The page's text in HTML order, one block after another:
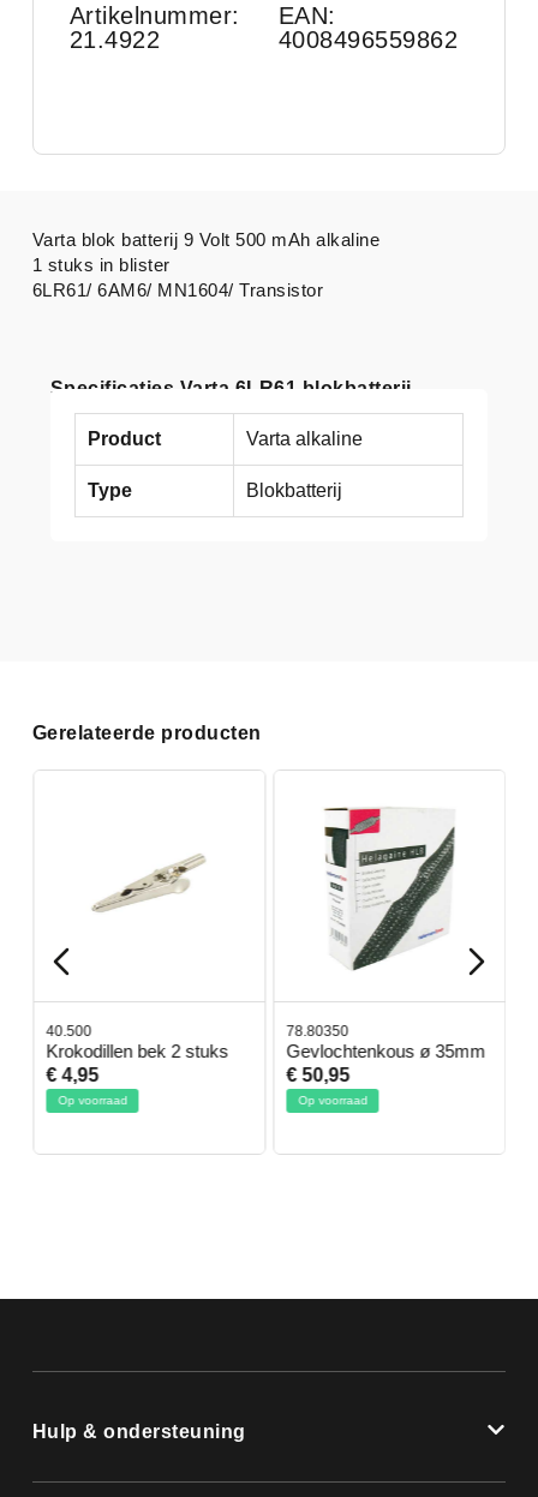
Artikelnummer:
21.4922
EAN:
4008496559862
Specificaties Varta 6LR61 blokbatterij
Product Varta alkaline
Type Blokbatterij
Varta blok batterij 9 Volt 500 mAh alkaline
1 stuks in blister
6LR61/ 6AM6/ MN1604/ Transistor
Gerelateerde producten
40.500
Krokodillen bek 2 stuks
€ 4,95
Op voorraad
78.80350
Gevlochtenkous ø 35mm
€ 50,95
Op voorraad
Hulp & ondersteuning